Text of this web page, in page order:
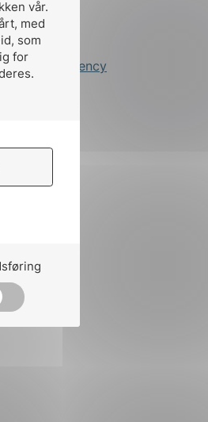
vår.
med
som
for
by Stem Agency